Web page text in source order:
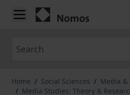
Skip to Content
Home / Social Sciences / Media &
/ Media Studies: Theory &